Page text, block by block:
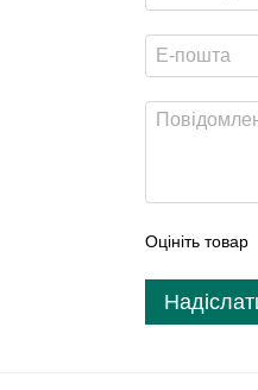
Оцініть товар